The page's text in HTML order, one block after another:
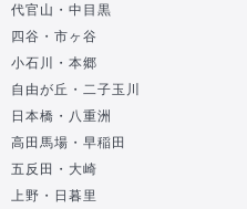
代官山・中目黒
四谷・市ヶ谷
小石川・本郷
自由が丘・二子玉川
日本橋・八重洲
高田馬場・早稲田
五反田・大崎
上野・日暮里